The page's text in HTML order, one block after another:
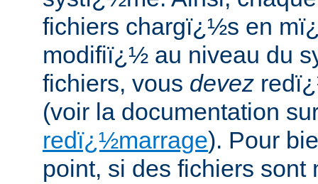
fichiers chargï¿½s en
modifiï¿½ au niveau du
fichiers, vous devez
(voir la documentation
redï¿½marrage). Pour
point, si des fichiers